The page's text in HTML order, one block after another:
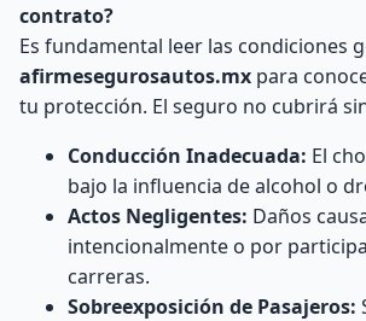
contrato?
Es fundamental leer las condiciones
afirmesegurosautos.mx para
tu protección. El seguro no cubrirá
Conducción Inadecuada: El
bajo la influencia de alcohol o
Actos Negligentes: Daños
intencionalmente o por
carreras.
Sobreexposición de Pasajeros: